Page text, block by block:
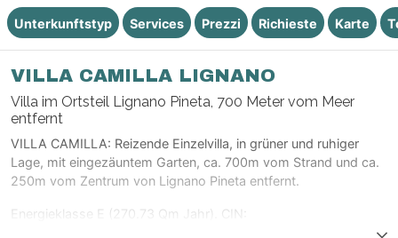
VILLA CAMILLA LIGNANO
Villa im Ortsteil Lignano Pineta, 700 Meter vom Meer
entfernt
VILLA CAMILLA: Reizende Einzelvilla, in grüner und ruhiger
Lage, mit eingezäuntem Garten, ca. 700m vom Strand und ca.
250m vom Zentrum von Lignano Pineta entfernt.
Energieklasse E (270.73 Qm Jahr). CIN:
Unterkunftstyp Services Prezzi Richieste Karte